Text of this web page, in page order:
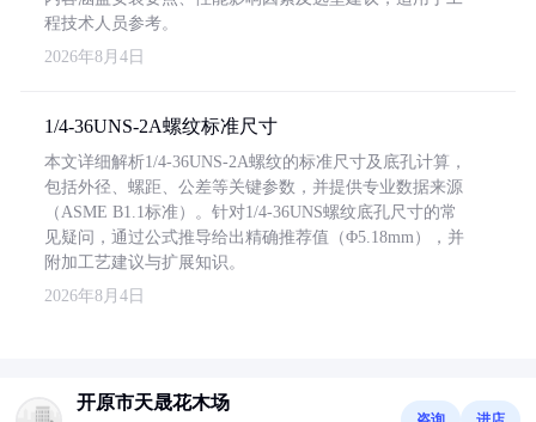
程技术人员参考。
2026年8月4日
1/4-36UNS-2A螺纹标准尺寸
本文详细解析1/4-36UNS-2A螺纹的标准尺寸及底孔计算，
包括外径、螺距、公差等关键参数，并提供专业数据来源
（ASME B1.1标准）。针对1/4-36UNS螺纹底孔尺寸的常
见疑问，通过公式推导给出精确推荐值（Φ5.18mm），并
附加工艺建议与扩展知识。
2026年8月4日
开原市天晟花木场